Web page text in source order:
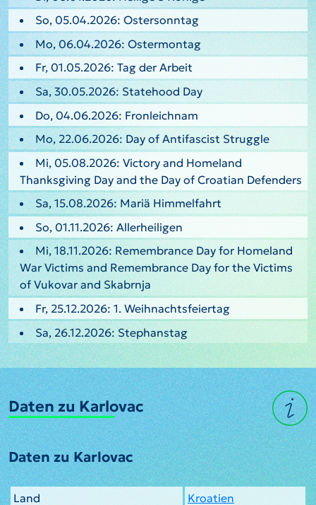
So, 05.04.2026: Ostersonntag
Mo, 06.04.2026: Ostermontag
Fr, 01.05.2026: Tag der Arbeit
Sa, 30.05.2026: Statehood Day
Do, 04.06.2026: Fronleichnam
Mo, 22.06.2026: Day of Antifascist Struggle
Mi, 05.08.2026: Victory and Homeland
Thanksgiving Day and the Day of Croatian Defenders
Sa, 15.08.2026: Mariä Himmelfahrt
So, 01.11.2026: Allerheiligen
Mi, 18.11.2026: Remembrance Day for Homeland
War Victims and Remembrance Day for the Victims
of Vukovar and Skabrnja
Fr, 25.12.2026: 1. Weihnachtsfeiertag
Sa, 26.12.2026: Stephanstag
Daten zu Karlovac
Daten zu Karlovac
Land
Kroatien